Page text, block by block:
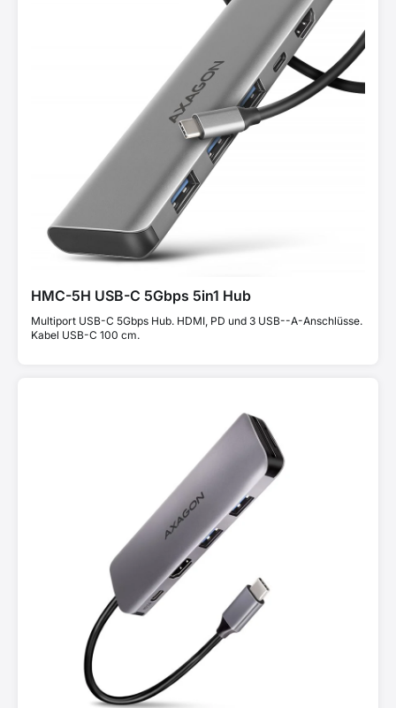
HMC-5H USB-C 5Gbps 5in1 Hub
Multiport USB-C 5Gbps Hub. HDMI, PD und 3 USB--A-Anschlüsse.
Kabel USB-C 100 cm.